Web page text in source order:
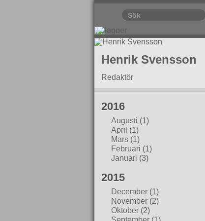
Henrik Svensson
Redaktör
2016
Augusti (1)
April (1)
Mars (1)
Februari (1)
Januari (3)
2015
December (1)
November (2)
Oktober (2)